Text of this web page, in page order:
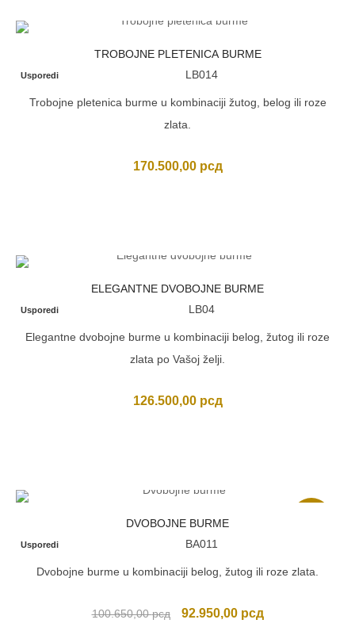
TROBOJNE PLETENICA BURME
Usporedi LB014
Trobojne pletenica burme u kombinaciji žutog, belog ili roze
zlata.
170.500,00 рсд
ELEGANTNE DVOBOJNE BURME
Usporedi LB04
Elegantne dvobojne burme u kombinaciji belog, žutog ili roze
zlata po Vašoj želji.
126.500,00 рсд
DVOBOJNE BURME
Usporedi BA011
Dvobojne burme u kombinaciji belog, žutog ili roze zlata.
100.650,00рсд
Originalna
92.950,00 рсдTrenutna